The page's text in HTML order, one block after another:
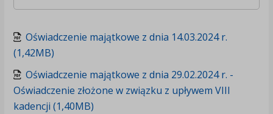
Oświadczenie majątkowe z dnia 14.03.2024 r.
(1,42MB)
Oświadczenie majątkowe z dnia 29.02.2024 r. -
Oświadczenie złożone w związku z upływem VIII
kadencji (1,40MB)